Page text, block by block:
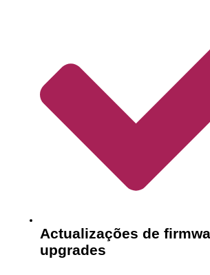
Actualizações de
upgrades